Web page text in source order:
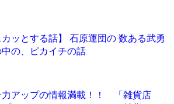
カッとする話】 石原運団の 数ある武勇
の、ピカイチの話
力アップの情報満載！！ 「雑貨店